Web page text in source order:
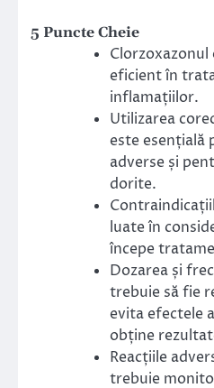
5 Puncte Cheie
eficient în
inflamațiilor.
Utilizarea
este esențială
adverse și
dorite.
luate în
începe
Dozarea și
trebuie să fie
evita efectele
obține
Reacțiile
trebuie